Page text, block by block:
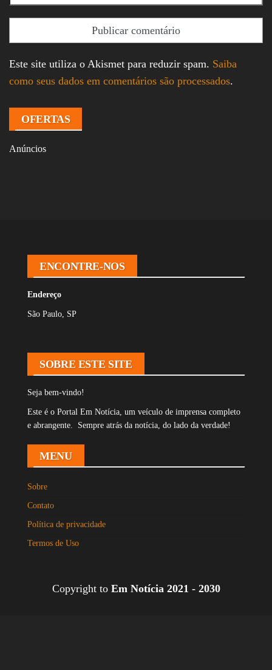
Este site utiliza o Akismet para reduzir spam. Saiba
como seus dados em comentários são processados.
OFERTAS
Anúncios
ENCONTRE-NOS
Endereço
São Paulo, SP
SOBRE ESTE SITE
Seja bem-vindo!
Este é o Portal Em Notícia, um veículo de imprensa completo
e abrangente. Sempre atrás da notícia, do lado da verdade!
MENU
Sobre
Contato
Política de privacidade
Termos de Uso
Copyright to Em Notícia 2021 - 2030